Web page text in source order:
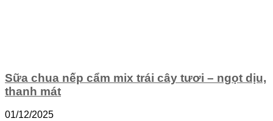
Sữa chua nếp cẩm mix trái cây tươi – ngọt dịu,
thanh mát
01/12/2025